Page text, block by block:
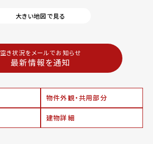
大きい地図で見る
空き状況をメールでお知らせ
最新情報を通知
物件外観・共用部分
建物詳細